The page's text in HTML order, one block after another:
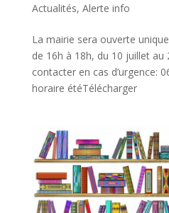
Actualités, Alerte info
La mairie sera ouverte
de 16h à 18h, du 10 juillet
contacter en cas d’urgence:
horaire étéTélécharger